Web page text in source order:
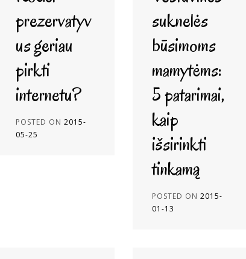
prezervatyv
us geriau
pirkti
internetu?
POSTED ON2015-
05-25
suknelės
būsimoms
mamytėms:
5 patarimai,
kaip
išsirinkti
tinkamą
POSTED ON 2015-
01-13